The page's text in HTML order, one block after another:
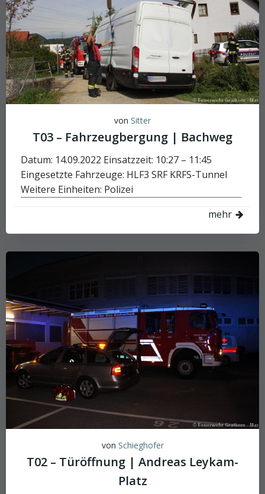
von Sitter
T03 – Fahrzeugbergung | Bachweg
Datum: 14.09.2022 Einsatzzeit: 10:27 – 11:45
Eingesetzte Fahrzeuge: HLF3 SRF KRFS-Tunnel
Weitere Einheiten: Polizei
mehr
von Schieghofer
T02 – Türöffnung | Andreas Leykam-
Platz